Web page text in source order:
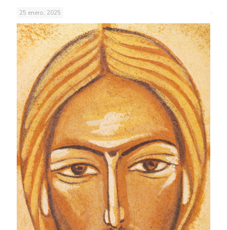
25 enero, 2025